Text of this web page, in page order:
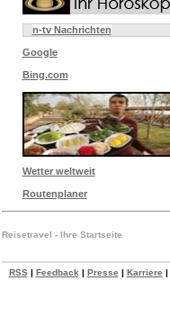
n-tv Nachrichten
Google
Bing.com
Wetter weltweit
Routenplaner
Reisetravel - Ihre Startseite
RSS| Feedback | Presse | Karriere |